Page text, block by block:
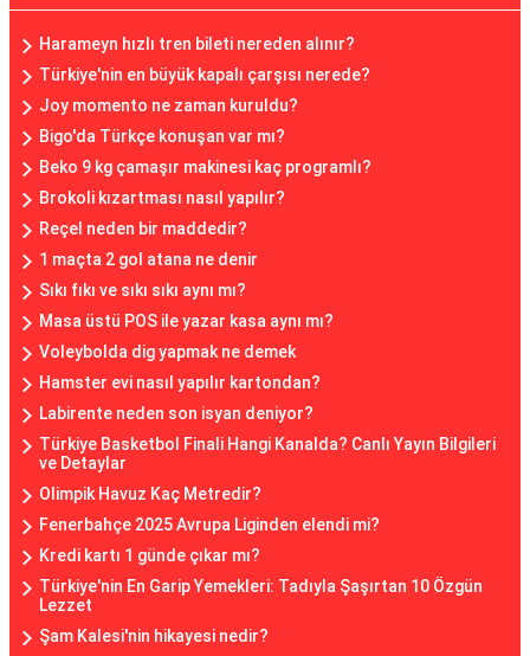
Harameyn hızlı tren bileti nereden alınır?
Türkiye'nin en büyük kapalı çarşısı nerede?
Joy momento ne zaman kuruldu?
Bigo'da Türkçe konuşan var mı?
Beko 9 kg çamaşır makinesi kaç programlı?
Brokoli kızartması nasıl yapılır?
Reçel neden bir maddedir?
1 maçta 2 gol atana ne denir
Sıkı fıkı ve sıkı sıkı aynı mı?
Masa üstü POS ile yazar kasa aynı mı?
Voleybolda dig yapmak ne demek
Hamster evi nasıl yapılır kartondan?
Labirente neden son isyan deniyor?
Türkiye Basketbol Finali Hangi Kanalda? Canlı Yayın Bilgileri
ve Detaylar
Olimpik Havuz Kaç Metredir?
Fenerbahçe 2025 Avrupa Liginden elendi mi?
Kredi kartı 1 günde çıkar mı?
Türkiye'nin En Garip Yemekleri: Tadıyla Şaşırtan 10 Özgün
Lezzet
Şam Kalesi'nin hikayesi nedir?